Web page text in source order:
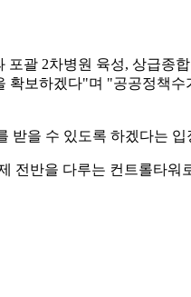
괄 2차병원 육성, 상급종
보하겠다"며 "공공정책수
받을 수 있도록 하겠다는 입
전반을 다루는 컨트롤타워